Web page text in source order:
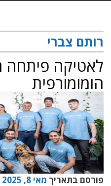
רותם צברי
לאטיקה פיתחה
הומומורפית
פורסם בתאריך מאי 8, 2025